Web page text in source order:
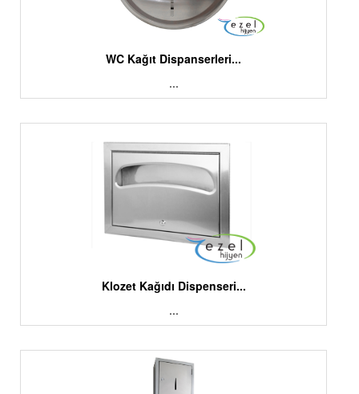
WC Kağıt Dispanserleri...
...
Klozet Kağıdı Dispenseri...
...